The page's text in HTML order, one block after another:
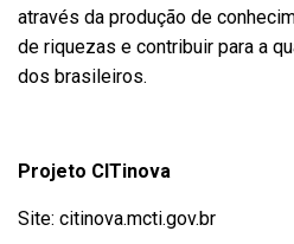
através da produção de
de riquezas e contribuir para a
dos brasileiros.
Projeto CITinova
Site: citinova.mcti.gov.br